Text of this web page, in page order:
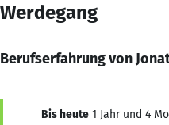
Werdegang
Berufserfahrung von
Bis heute 1 Jahr und 4